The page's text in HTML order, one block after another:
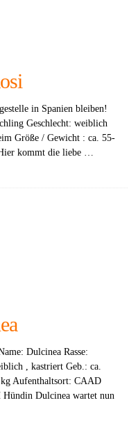
in Spanien bleiben!
Geschlecht: weiblich
Größe / Gewicht : ca. 55-
kommt die liebe …
Dulcinea Rasse:
, kastriert Geb.: ca.
Aufenthaltsort: CAAD
Hündin Dulcinea wartet nun